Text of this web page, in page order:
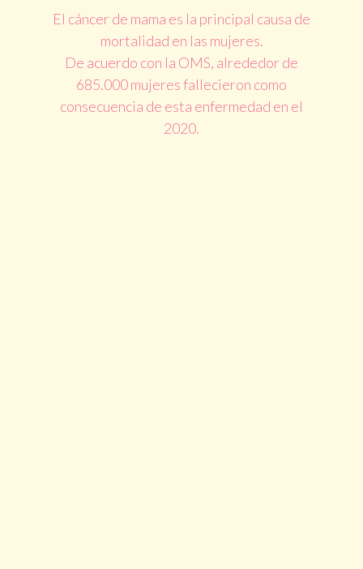
El cáncer de mama es la principal causa de
mortalidad en las mujeres.
De acuerdo con la OMS, alrededor de
685.000 mujeres fallecieron como
consecuencia de esta enfermedad en el
2020.